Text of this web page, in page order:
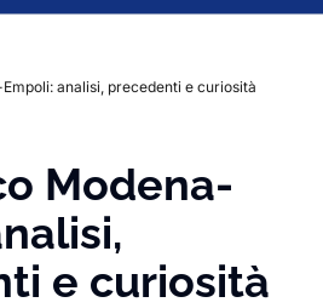
analisi, precedenti e curiosità
Modena-
e curiosità